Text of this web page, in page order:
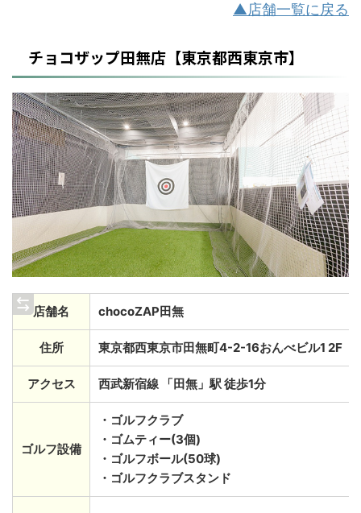
▲店舗一覧に戻る
チョコザップ田無店【東京都西東京市】
店舗名 chocoZAP田無
住所 東京都西東京市田無町4-2-16おんべビル1 2F
アクセス 西武新宿線 「田無」駅 徒歩1分
ゴルフ設備
・ゴルフクラブ
・ゴムティー(3個)
・ゴルフボール(50球)
・ゴルフクラブスタンド